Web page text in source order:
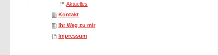
Aktuelles
Kontakt
Ihr Weg zu mir
Impressum